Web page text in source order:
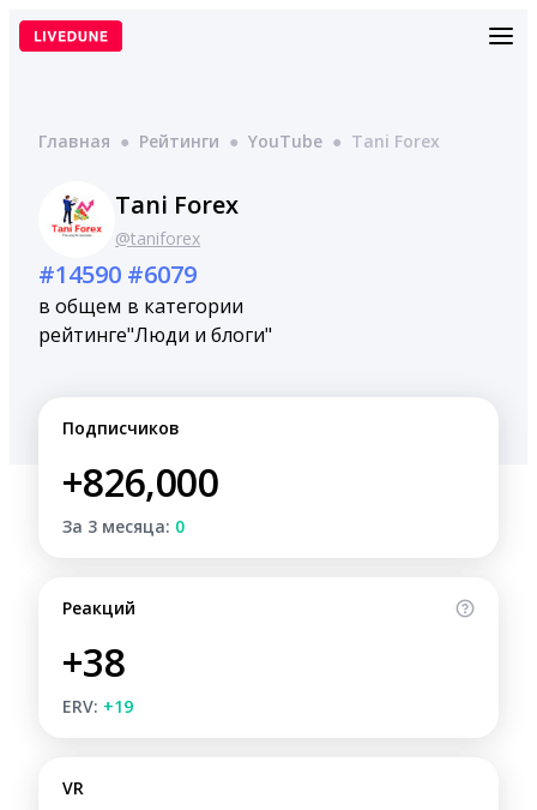
Перейти
Главная ● Рейтинги ● YouTube ● Tani Forex
Tani Forex
@taniforex
#14590
в общем
рейтинге
#6079
в категории
"Люди и блоги"
Подписчиков
+826,000
За 3 месяца: 0
Реакций
+38
ERV: +19
VR